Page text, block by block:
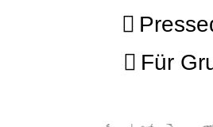
Für